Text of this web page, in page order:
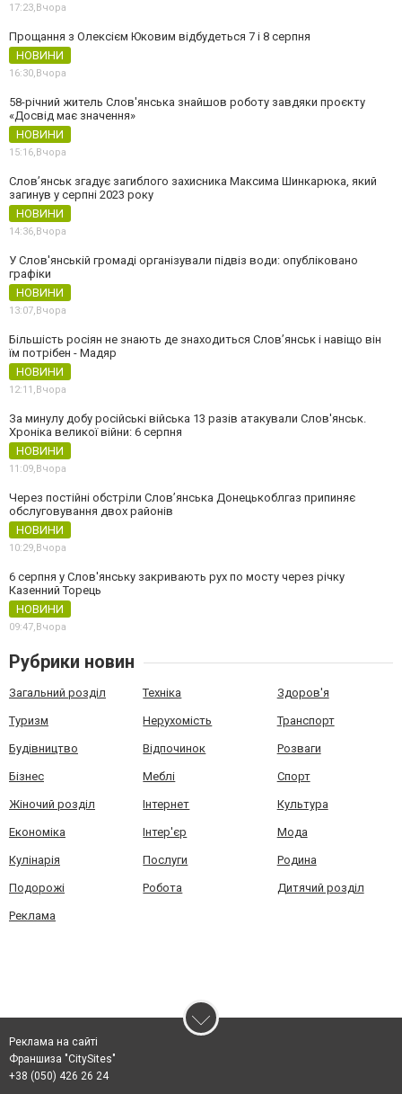
17:23, Вчора
Прощання з Олексієм Юковим відбудеться 7 і 8 серпня
НОВИНИ
16:30, Вчора
58-річний житель Слов'янська знайшов роботу завдяки проєкту
«Досвід має значення»
НОВИНИ
15:16, Вчора
Слов’янськ згадує загиблого захисника Максима Шинкарюка, який
загинув у серпні 2023 року
НОВИНИ
14:36, Вчора
У Слов'янській громаді організували підвіз води: опубліковано
графіки
НОВИНИ
13:07, Вчора
Більшість росіян не знають де знаходиться Слов’янськ і навіщо він
їм потрібен - Мадяр
НОВИНИ
12:11, Вчора
За минулу добу російські війська 13 разів атакували Слов'янськ.
Хроніка великої війни: 6 серпня
НОВИНИ
11:09, Вчора
Через постійні обстріли Слов’янська Донецькоблгаз припиняє
обслуговування двох районів
НОВИНИ
10:29, Вчора
6 серпня у Слов'янську закривають рух по мосту через річку
Казенний Торець
НОВИНИ
09:47, Вчора
Рубрики новин
Загальний розділ Техніка Здоров'я
Туризм Нерухомість Транспорт
Будівництво Відпочинок Розваги
Бізнес Меблі Спорт
Жіночий розділ Інтернет Культура
Економіка Інтер'єр Мода
Кулінарія Послуги Родина
Подорожі Робота Дитячий розділ
Реклама
Реклама на сайті
Франшиза "CitySites"
+38 (050) 426 26 24